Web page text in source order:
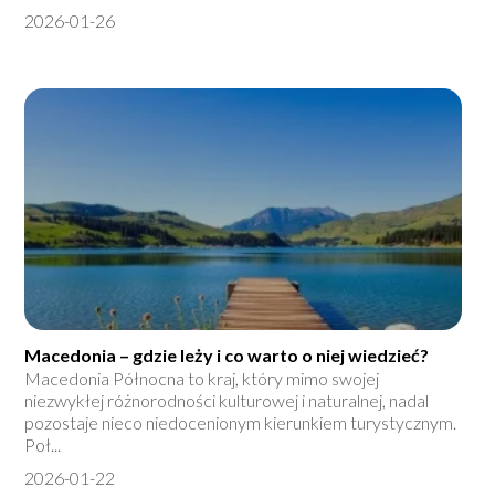
2026-01-26
Macedonia – gdzie leży i co warto o niej wiedzieć?
Macedonia Północna to kraj, który mimo swojej
niezwykłej różnorodności kulturowej i naturalnej, nadal
pozostaje nieco niedocenionym kierunkiem turystycznym.
Poł...
2026-01-22